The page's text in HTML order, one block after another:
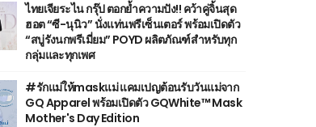
ไทยเจียระไน กรุ๊ป ตอกย้ำความปัง!! คว้าคู่จิ้นสุด
ฮอต “ซี-นุนิว” นั่งแท่นพรีเซ็นเตอร์ พร้อมเปิดตัว
“สบู่รังนกพรีเมี่ยม” POYD ผลิตภัณฑ์สำหรับทุก
กลุ่มและทุกเพศ
#รักแม่ให้maskแม่ แคมเปญต้อนรับวันแม่จาก
GQ Apparel พร้อมเปิดตัว GQWhite™ Mask
Mother's Day Edition